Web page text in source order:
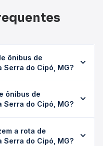
ônibus de
Serra do Cipó, MG?
0 horas, podendo variar
(convencional,
data desejada.
ônibus de
Serra do Cipó, MG?
em média não
da viagem, a
a rota de
Serra do Cipó, MG?